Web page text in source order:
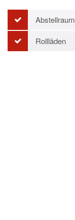
Abstellraum
Rollläden